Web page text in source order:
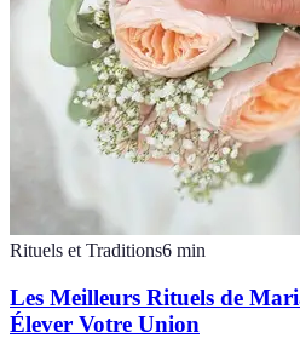
Rituels et Traditions6 min
Les Meilleurs Rituels de
Élever Votre Union